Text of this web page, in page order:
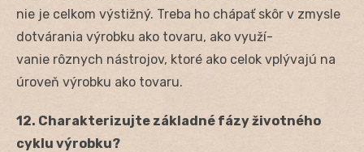
nie je celkom výstižný. Treba ho chápať skôr v zmysle
dotvárania výrobku ako tovaru, ako využí-
vanie rôznych nástrojov, ktoré ako celok vplývajú na
úroveň výrobku ako tovaru.
12. Charakterizujte základné fázy životného
cyklu výrobku?